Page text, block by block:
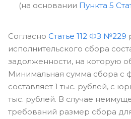
(на основании Пункта 5
Согласно Статье 112 ФЗ №229
исполнительского сбора
задолженности, на которую
Минимальная сумма сбора с
составляет 1 тыс. рублей, с
тыс. рублей. В случае
требований размер сбора